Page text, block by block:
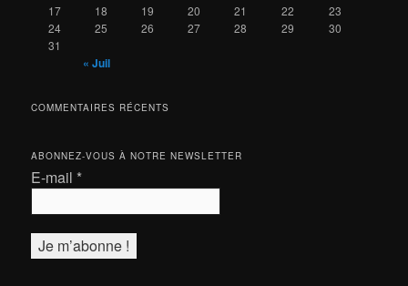
17
18 19 20 21 22
23
24
25 26 27 28 29
30
31
« Juil
COMMENTAIRES RÉCENTS
ABONNEZ-VOUS À NOTRE NEWSLETTER
E-mail *